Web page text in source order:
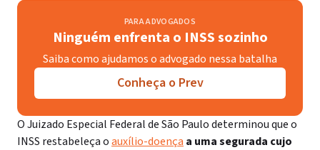
PARA ADVOGADOS
Ninguém enfrenta o INSS sozinho
Saiba como ajudamos o advogado nessa batalha
Conheça o Prev
O Juizado Especial Federal de São Paulo determinou que o
INSS restabeleça oauxílio-doença a uma segurada cujo